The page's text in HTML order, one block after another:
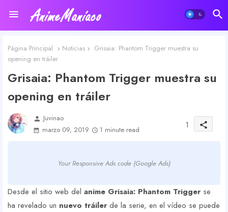
Página Principal Noticias
Grisaia: Phantom Trigger muestra su
opening en tráiler
Grisaia: Phantom Trigger muestra su
opening en tráiler
person Juvinao
marzo 09, 2019
1 minute read 1 share
Your Responsive Ads code (Google Ads)
Desde el sitio web del anime Grisaia: Phantom Trigger se
ha revelado un nuevo tráiler de la serie, en el vídeo se puede